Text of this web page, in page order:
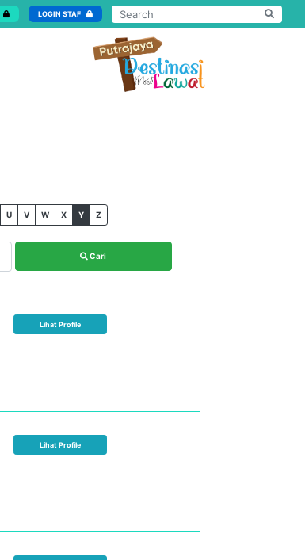
LOGIN STAF
U V W X Y Z
Cari
Lihat Profile
Lihat Profile